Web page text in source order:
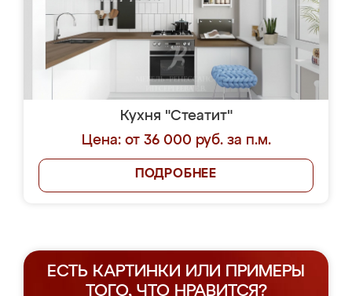
Кухня "Стеатит"
Цена: от 36 000 руб. за п.м.
ПОДРОБНЕЕ
ЕСТЬ КАРТИНКИ ИЛИ ПРИМЕРЫ
ТОГО, ЧТО НРАВИТСЯ?